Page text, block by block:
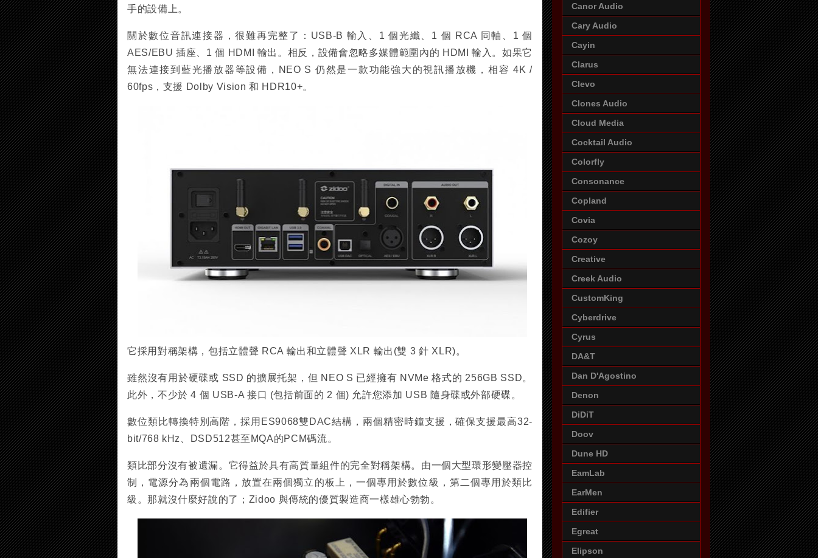
手的設備上。
關於數位音訊連接器，很難再完整了：USB-B 輸入、1 個光纖、1 個 RCA 同軸、1 個
AES/EBU 插座、1 個 HDMI 輸出。相反，設備會忽略多媒體範圍內的 HDMI 輸入。如果它
無法連接到藍光播放器等設備，NEO S 仍然是一款功能強大的視訊播放機，相容 4K /
60fps，支援 Dolby Vision 和 HDR10+。
它採用對稱架構，包括立體聲 RCA 輸出和立體聲 XLR 輸出(雙 3 針 XLR)。
雖然沒有用於硬碟或 SSD 的擴展托架，但 NEO S 已經擁有 NVMe 格式的 256GB SSD。
此外，不少於 4 個 USB-A 接口 (包括前面的 2 個) 允許您添加 USB 隨身碟或外部硬碟。
數位類比轉換特別高階，採用ES9068雙DAC結構，兩個精密時鐘支援，確保支援最高32-
bit/768 kHz、DSD512甚至MQA的PCM碼流。
類比部分沒有被遺漏。它得益於具有高質量組件的完全對稱架構。由一個大型環形變壓器控
制，電源分為兩個電路，放置在兩個獨立的板上，一個專用於數位級，第二個專用於類比
級。那就沒什麼好說的了；Zidoo 與傳統的優質製造商一樣雄心勃勃。
Canor Audio
Cary Audio
Cayin
Clarus
Clevo
Clones Audio
Cloud Media
Cocktail Audio
Colorfly
Consonance
Copland
Covia
Cozoy
Creative
Creek Audio
CustomKing
Cyberdrive
Cyrus
DA&T
Dan D'Agostino
Denon
DiDiT
Doov
Dune HD
EamLab
EarMen
Edifier
Egreat
Elipson